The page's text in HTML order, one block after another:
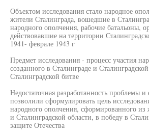
Объектом исследования стало народное
жители Сталинграда, вошедшие в
народного ополчения, рабочие батальоны,
действовавшие на территории
1941- феврале 1943 г
Предмет исследования - процесс участия
созданного в Сталинграде и
Сталинградской битве
Недостаточная разработанность проблемы и
позволили сформулировать цель
народного ополчения, сформированного из
и Сталинградской области, в победу в
защите Отечества